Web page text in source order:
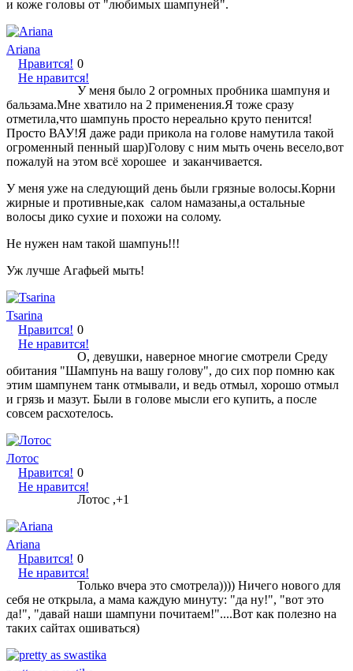
и коже головы от "любимых шампуней".
Ariana
Нравится!
Не нравится!
0
У меня было 2 огромных пробника шампуня и
бальзама.Мне хватило на 2 применения.Я тоже сразу
отметила,что шампунь просто нереально круто пенится!
Просто ВАУ!Я даже ради прикола на голове намутила такой
огроменный пенный шар)Голову с ним мыть очень весело,вот
пожалуй на этом всё хорошее и заканчивается.
У меня уже на следующий день были грязные волосы.Корни
жирные и противные,как салом намазаны,а остальные
волосы дико сухие и похожи на солому.
Не нужен нам такой шампунь!!!
Уж лучше Агафьей мыть!
Tsarina
Нравится!
Не нравится!
0
О, девушки, наверное многие смотрели Среду
обитания "Шампунь на вашу голову", до сих пор помню как
этим шампунем танк отмывали, и ведь отмыл, хорошо отмыл
и грязь и мазут. Были в голове мысли его купить, а после
совсем расхотелось.
Лотос
Нравится!
Не нравится!
0
Лотос ,+1
Ariana
Нравится!
Не нравится!
0
Только вчера это смотрела)))) Ничего нового для
себя не открыла, а мама каждую минуту: "да ну!", "вот это
да!", "давай наши шампуни почитаем!"....Вот как полезно на
таких сайтах ошиваться)